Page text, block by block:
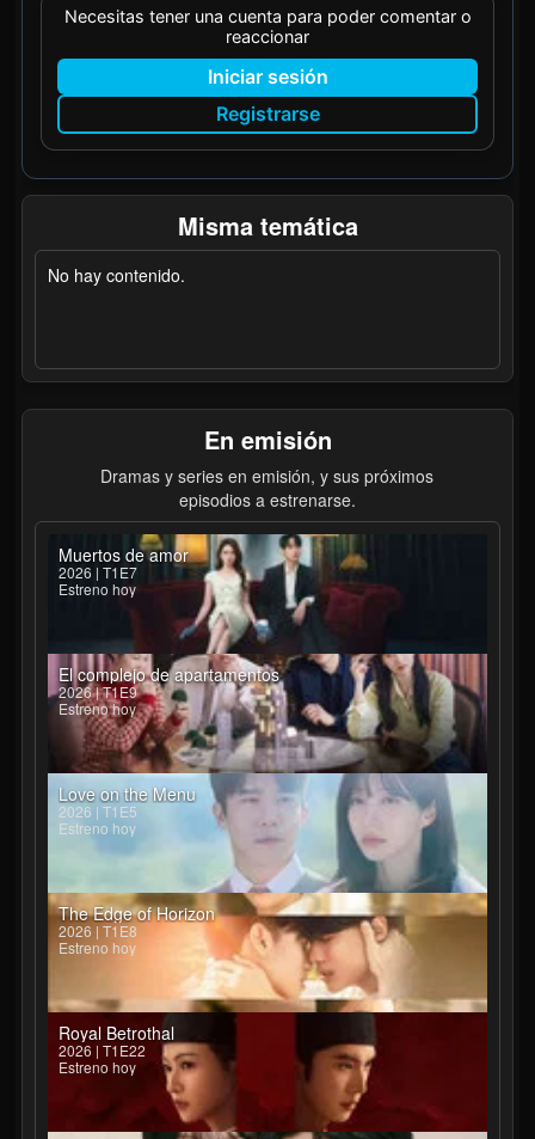
Necesitas tener una cuenta para poder comentar o
reaccionar
Iniciar sesión
Registrarse
Misma temática
No hay contenido.
En emisión
Dramas y series en emisión, y sus próximos
episodios a estrenarse.
Muertos de amor
2026 | T1E7
Estreno hoy
El complejo de apartamentos
2026 | T1E9
Estreno hoy
Love on the Menu
2026 | T1E5
Estreno hoy
The Edge of Horizon
2026 | T1E8
Estreno hoy
Royal Betrothal
2026 | T1E22
Estreno hoy